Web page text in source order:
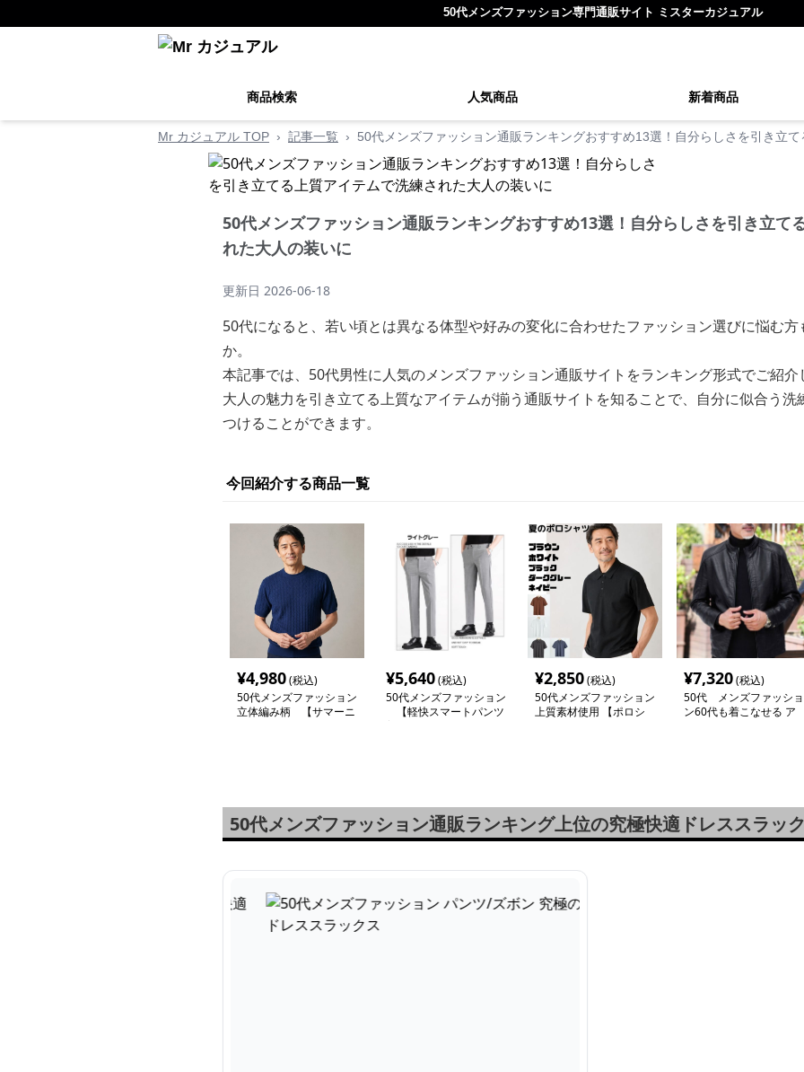
50代メンズファッション専門通販サイト ミスターカジュアル
商品検索 人気商品 新着商品
Mr カジュアル TOP › 記事一覧 › 50代メンズファッション通販ランキングおすすめ13選！自分らしさを引き立
50代メンズファッション通販ランキングおすすめ13選！自分らしさを引き立て
れた大人の装いに
更新日 2026-06-18
50代になると、若い頃とは異なる体型や好みの変化に合わせたファッション選びに悩む
か。
本記事では、50代男性に人気のメンズファッション通販サイトをランキング形式でご紹介
大人の魅力を引き立てる上質なアイテムが揃う通販サイトを知ることで、自分に似合う
つけることができます。
今回紹介する商品一覧
¥4,980(税込)
50代メンズファッション
立体編み柄 【サマーニ
¥5,640(税込)
50代メンズファッション
【軽快スマートパンツ
普通サイズ】 グレー/
¥2,850(税込)
50代メンズファッション
上質素材使用 【ポロシ
¥7,320(税込)
50代 メンズファッショ
ン60代も着こなせる ア
50代メンズファッション通販ランキング上位の究極快適ドレススラッ